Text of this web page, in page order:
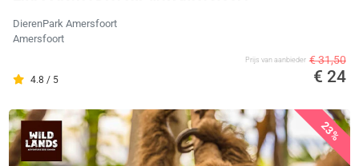
DierenPark Amersfoort
Amersfoort
4.8 / 5
Prijs van aanbieder € 31,50
€ 24
23%